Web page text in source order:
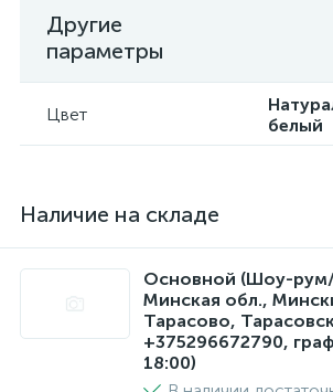
Другие
параметры
Цвет
белый
Наличие на складе
Основной (Шоу-рум/
Минская обл.,
Тарасово,
+375296672790,
18:00)